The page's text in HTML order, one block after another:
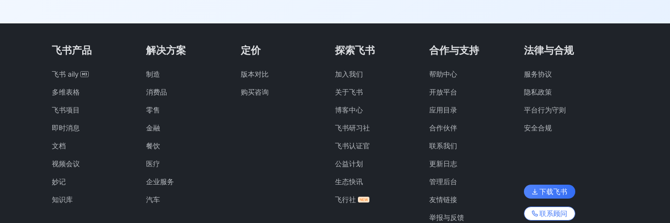
飞书产品
飞书 aily
多维表格
飞书项目
即时消息
文档
视频会议
妙记
知识库
解决方案
制造
消费品
零售
金融
餐饮
医疗
企业服务
汽车
定价
版本对比
购买咨询
探索飞书
加入我们
关于飞书
博客中心
飞书研习社
飞书认证官
公益计划
生态快讯
飞行社
合作与支持
帮助中心
开放平台
应用目录
合作伙伴
联系我们
更新日志
管理后台
友情链接
举报与反馈
法律与合规
服务协议
隐私政策
平台行为守则
安全合规
下载飞书
联系顾问